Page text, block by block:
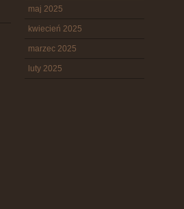
maj 2025
kwiecień 2025
marzec 2025
luty 2025